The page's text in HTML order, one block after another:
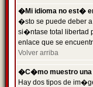
�Mi idioma no est�
�sto se puede deber
si�ntase total libertad
enlace que se
Volver arriba
�C�mo muestro una
Hay dos tipos de